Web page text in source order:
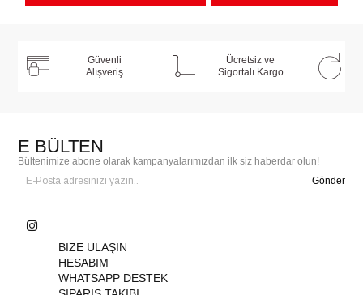
Güvenli
Alışveriş
Ücretsiz ve
Sigortalı Kargo
E BÜLTEN
Bültenimize abone olarak kampanyalarımızdan ilk siz haberdar olun!
Gönder
BIZE ULAŞIN
HESABIM
WHATSAPP DESTEK